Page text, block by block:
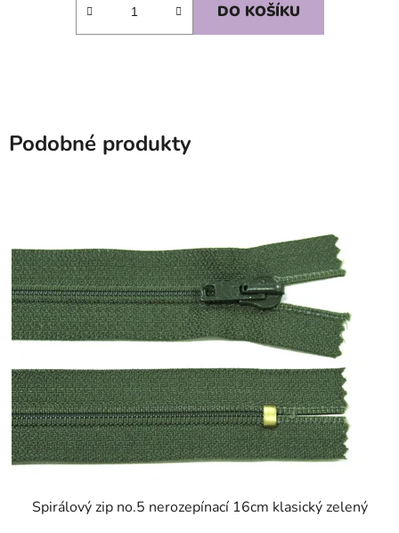
DO KOŠÍKU
Podobné produkty
Spirálový zip no.5 nerozepínací 16cm klasický zelený